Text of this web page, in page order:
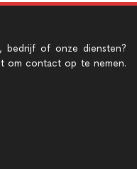
bedrijf of onze diensten?
om contact op te nemen.